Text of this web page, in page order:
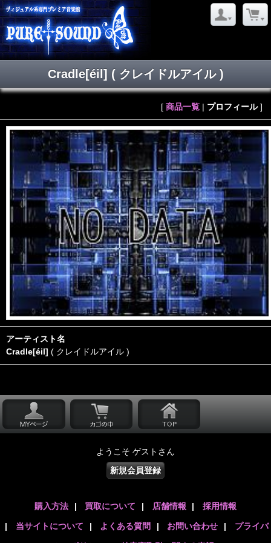
Cradle[éil] ( クレイドルアイル )
[ 商品一覧 | プロフィール]
アーティスト名
Cradle[éil] ( クレイドルアイル )
ようこそ ゲストさん
新規会員登録
購入方法 | 買取について | 店舗情報 | 採用情報
| 当サイトについて | よくある質問 | お問い合わせ | プライバ